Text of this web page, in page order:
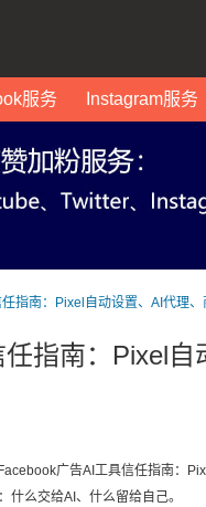
服务 Instagram服务
任指南：Pixel自动设置、AI代理
任指南：Pixel
广告AI工具信任指南：
么交给AI、什么留给自己。